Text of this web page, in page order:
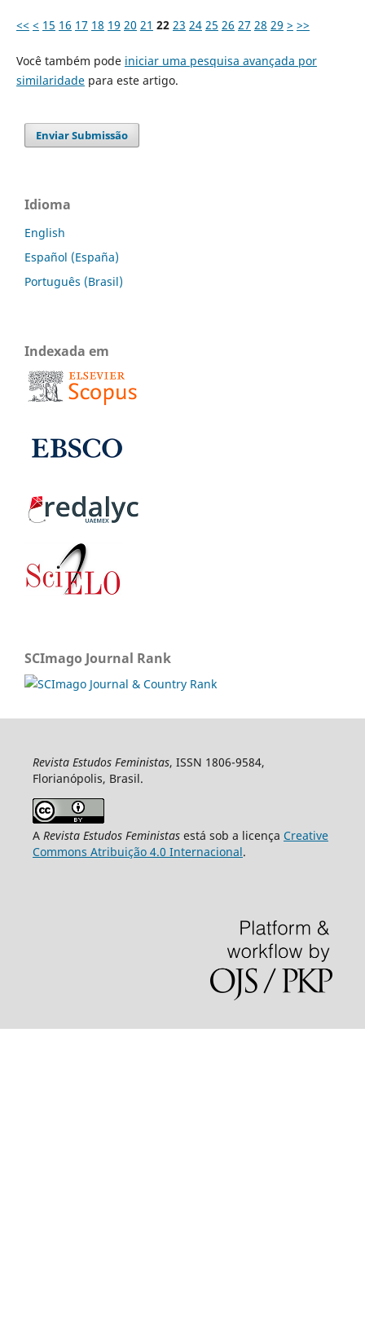
<< < 15 16 17 18 19 20 21 22 23 24 25 26 27 28 29 > >>
Você também pode iniciar uma pesquisa avançada por
similaridadepara este artigo.
Enviar Submissão
Idioma
English
Español (España)
Português (Brasil)
Indexada em
SCImago Journal Rank
Revista Estudos Feministas, ISSN 1806-9584,
Florianópolis, Brasil.
A Revista Estudos Feministasestá sob a licença Creative
Commons Atribuição 4.0 Internacional.